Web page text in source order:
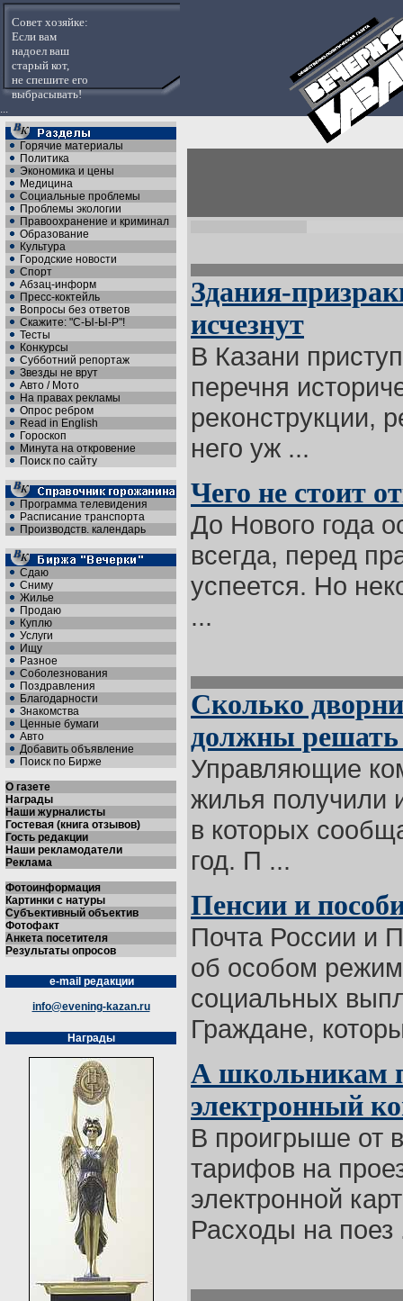
Совет хозяйке:
Если вам
надоел ваш
старый кот,
не спешите его
выбрасывать!
...
Горячие материалы
Политика
Экономика и цены
Медицина
Социальные проблемы
Проблемы экологии
Правоохранение и криминал
Образование
Культура
Городские новости
Спорт
Абзац-информ
Пресс-коктейль
Вопросы без ответов
Скажите: "С-Ы-Ы-Р"!
Тесты
Конкурсы
Субботний репортаж
Звезды не врут
Авто / Мото
На правах рекламы
Опрос ребром
Read in English
Гороскоп
Минута на откровение
Поиск по сайту
Программа телевидения
Расписание транспорта
Производств. календарь
Сдаю
Сниму
Жилье
Продаю
Куплю
Услуги
Ищу
Разное
Соболезнования
Поздравления
Благодарности
Знакомства
Ценные бумаги
Авто
Добавить объявление
Поиск по Бирже
О газете
Награды
Наши журналисты
Гостевая (книга отзывов)
Гость редакции
Наши рекламодатели
Реклама
Фотоинформация
Картинки с натуры
Субъективный объектив
Фотофакт
Анкета посетителя
Результаты опросов
e-mail редакции
info@evening-kazan.ru
Награды
Здания-
исчезнут
В Казани
перечня
реконструкции,
него уж ...
Чего не стоит
До Нового года
всегда, перед
успеется. Но
...
Сколько
должны решать
Управляющие
жилья получили
в которых
год. П ...
Пенсии и
Почта России и
об особом
социальных
Граждане,
А школьникам
электронный
В проигрыше от
тарифов на
электронной
Расходы на поез